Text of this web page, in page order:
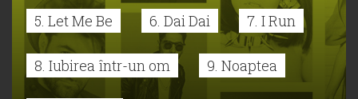
5. Let Me Be 6. Dai Dai 7. I Run
8. Iubirea într-un om 9. Noaptea